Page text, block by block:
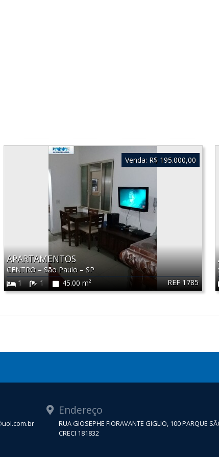
REF 1785
APARTAMENTOS
CENTRO–São Paulo –SP
1
1 45.00 m²
Venda: R$ 195.000,00
Endereço
RUA GIOSEPHE FIORAVANTE GIGLIO, 100 PARQUE
CRECI 181832